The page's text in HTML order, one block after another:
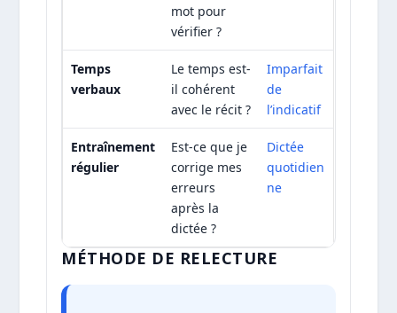
mot pour
vérifier ?
Temps
verbaux
Le temps est-
il cohérent
avec le récit ?
Imparfait
de
l’indicatif
Entraînement
régulier
Est-ce que je
corrige mes
erreurs
après la
dictée ?
Dictée
quotidien
ne
MÉTHODE DE RELECTURE